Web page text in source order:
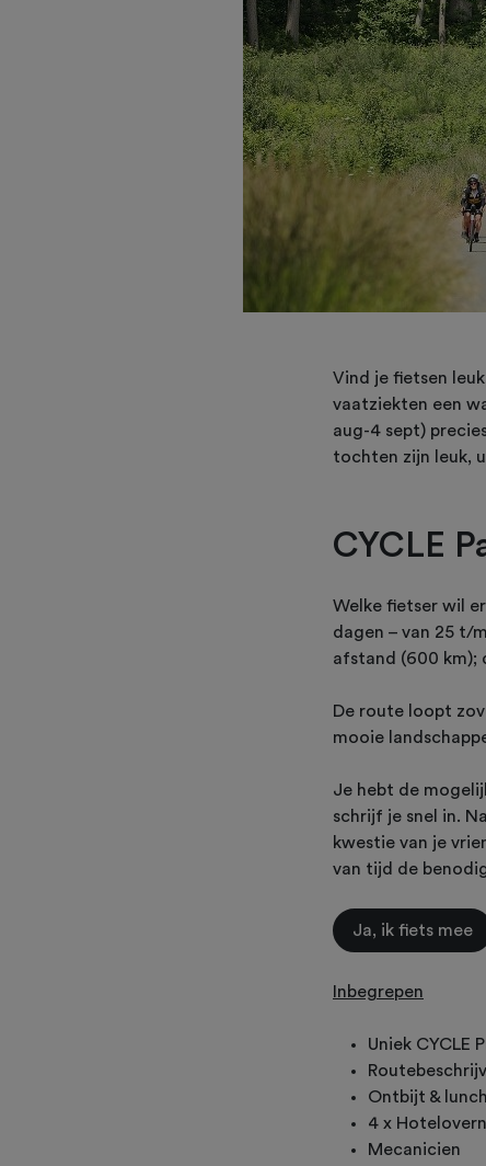
Vind je fietsen
vaatziekten een
aug-4 sept)
tochten zijn leuk,
CYCLE
Welke fietser wil
dagen – van 25 t/
afstand (600 km);
De route loopt
mooie
Je hebt de
schrijf je snel in.
kwestie van je
van tijd de
Ja, ik fiets mee
Inbegrepen
Uniek CYCLE
Ontbijt &
4 x
Mecanicien